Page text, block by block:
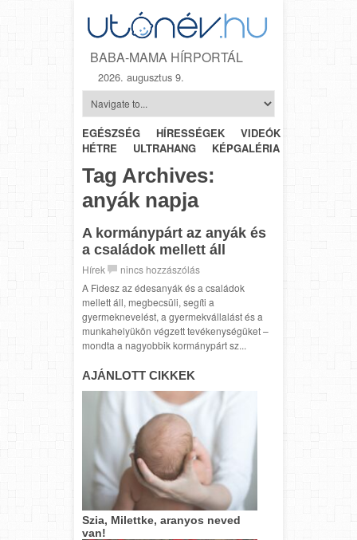
BABA-MAMA HÍRPORTÁL
2026. augusztus 9.
EGÉSZSÉG HÍRESSÉGEK VIDEÓK
HÉTRŐL-
HÉTRE
ULTRAHANG KÉPGALÉRIA
Tag Archives:
anyák napja
A kormánypárt az anyák és
a családok mellett áll
Hírek
nincs hozzászólás
A Fidesz az édesanyák és a családok
mellett áll, megbecsüli, segíti a
gyermeknevelést, a gyermekvállalást és a
munkahelyükön végzett tevékenységüket –
mondta a nagyobbik kormánypárt sz...
AJÁNLOTT CIKKEK
Szia, Milettke, aranyos neved
van!